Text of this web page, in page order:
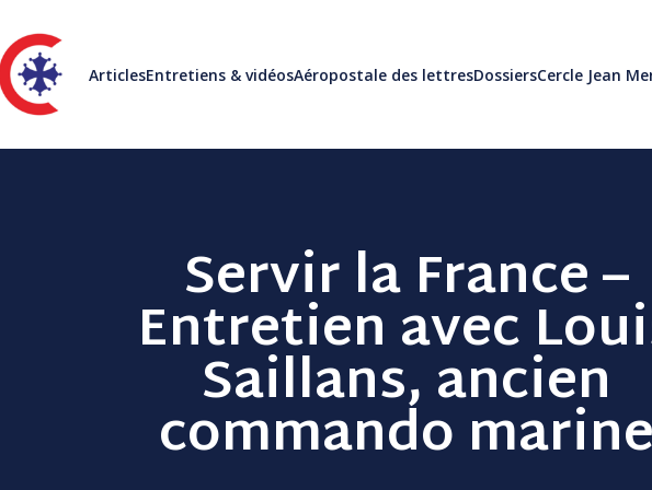
ArticlesEntretiens & vidéosAéropostale des lettresDossiersCercle Jean
Servir la France –
Entretien avec
Saillans, ancien
commando marine